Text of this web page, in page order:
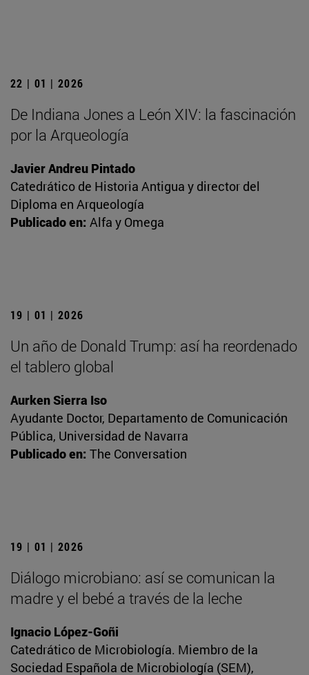
22 | 01 | 2026
De Indiana Jones a León XIV: la fascinación
por la Arqueología
Javier Andreu Pintado
Catedrático de Historia Antigua y director del
Diploma en Arqueología
Publicado en: Alfa y Omega
19 | 01 | 2026
Un año de Donald Trump: así ha reordenado
el tablero global
Aurken Sierra Iso
Ayudante Doctor, Departamento de Comunicación
Pública, Universidad de Navarra
Publicado en: The Conversation
19 | 01 | 2026
Diálogo microbiano: así se comunican la
madre y el bebé a través de la leche
Ignacio López-Goñi
Catedrático de Microbiología. Miembro de la
Sociedad Española de Microbiología (SEM),